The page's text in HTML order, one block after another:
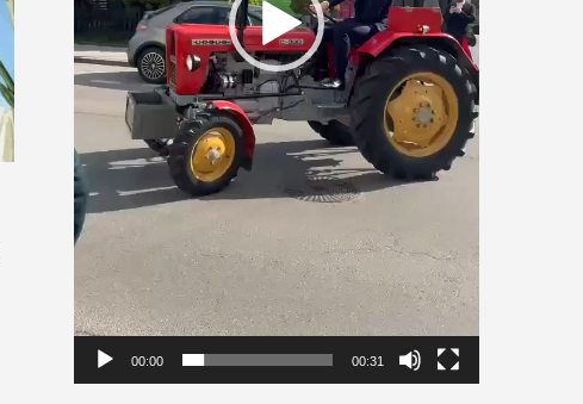
00:00 00:31